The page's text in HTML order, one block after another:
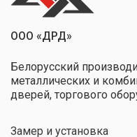
ООО «ДРД»
Белорусский
металлических и
дверей, торгового
Замер и установка